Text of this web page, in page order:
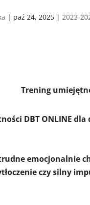
| paź 24, 2025 |2023-
Trening
DBT ONLINE dla
emocjonalnie
czy silny